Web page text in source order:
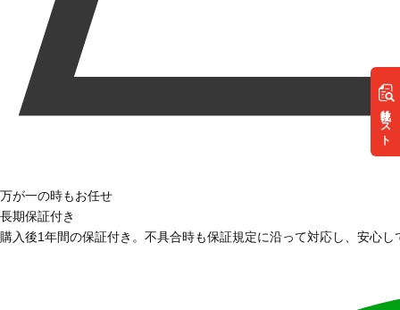
リスト
万が一の時もお任せ
長期保証付き
購入後1年間の保証付き。不具合時も保証規定に沿って対応し、安心